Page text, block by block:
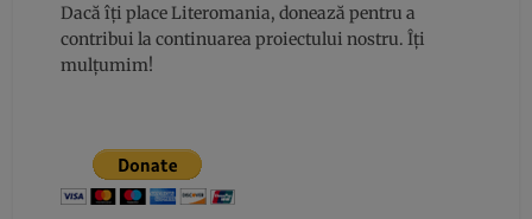
Dacă îți place Literomania, donează pentru a
contribui la continuarea proiectului nostru. Îți
mulțumim!